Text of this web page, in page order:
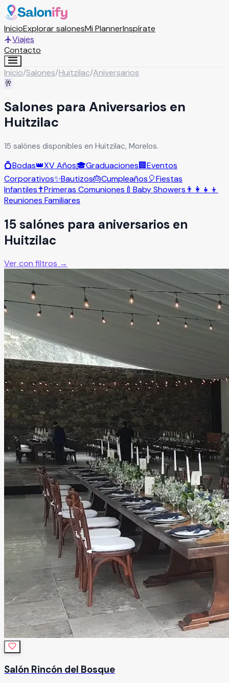
InicioExplorar salonesMi PlannerInspírate
Viajes
Contacto
Inicio/Salones/Huitzilac/Aniversarios
🥂
Salones para Aniversarios en
Huitzilac
15 salónes disponibles en Huitzilac, Morelos.
💍Bodas👑XV Años🎓Graduaciones🏢Eventos
Corporativos✨Bautizos🎂Cumpleaños🎈Fiestas
Infantiles✝️Primeras Comuniones 🍼 Baby Showers 👨‍👩‍👧‍👦
Reuniones Familiares
15salónes para aniversarios en
Huitzilac
Ver con filtros →
Salón Rincón del Bosque